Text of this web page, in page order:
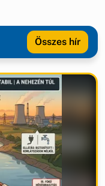
Összes hír